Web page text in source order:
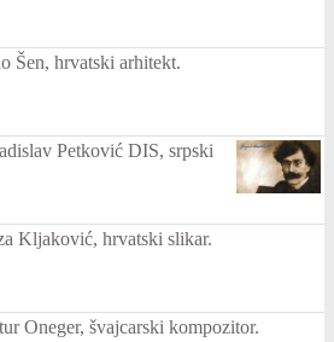
Šen, hrvatski arhitekt.
Petković DIS, srpski
Kljaković, hrvatski slikar.
Oneger, švajcarski kompozitor.